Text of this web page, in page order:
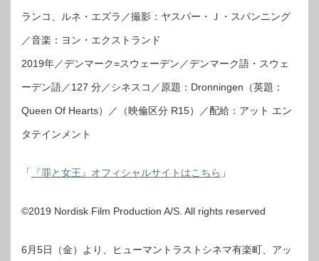
ランコ、ルネ・エズラ／撮影：ヤスパー・Ｊ・スパンニング
／音楽：ヨン・エクストランド
2019年／デンマーク=スウェーデン／デンマーク語・スウェ
ーデン語／127 分／シネスコ／原題：Dronningen（英題：
Queen Of Hearts）／（映倫区分 R15）／配給：アット エン
タテインメント
「 『罪と女王』オフィシャルサイトはこちら 」
©2019 Nordisk Film Production A/S. All rights reserved
6月5日（金）より、ヒューマントラストシネマ有楽町、アッ